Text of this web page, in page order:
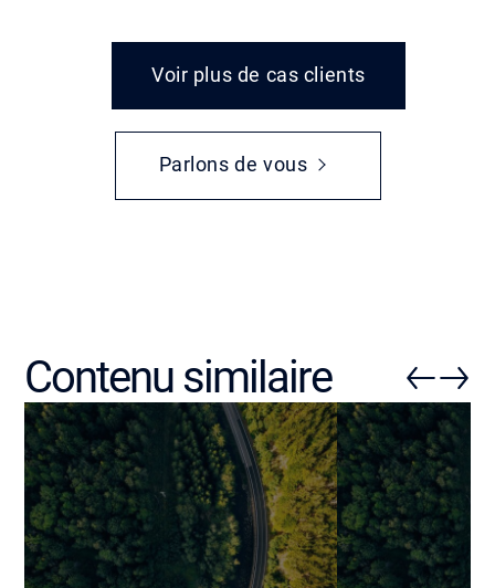
Voir plus de cas clients
Parlons de vous
Contenu similaire